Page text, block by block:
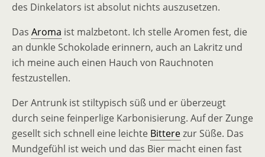
des Dinkelators ist absolut nichts auszusetzen.
Das Aroma ist malzbetont. Ich stelle Aromen fest, die
an dunkle Schokolade erinnern, auch an Lakritz und
ich meine auch einen Hauch von Rauchnoten
festzustellen.
Der Antrunk ist stiltypisch süß und er überzeugt
durch seine feinperlige Karbonisierung. Auf der Zunge
gesellt sich schnell eine leichte Bitterezur Süße. Das
Mundgefühl ist weich und das Bier macht einen fast